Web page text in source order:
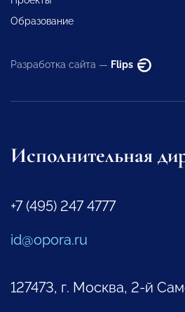
Образование
Разработка сайта — Flips
Исполнительная
+7 (495) 247 4777
id@opora.ru
127473, г. Москва, 2-й